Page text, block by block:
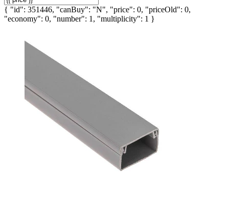
{ "id": 351446, "canBuy": "N", "price": 0, "priceOld": 0,
"economy": 0, "number": 1, "multiplicity": 1 }